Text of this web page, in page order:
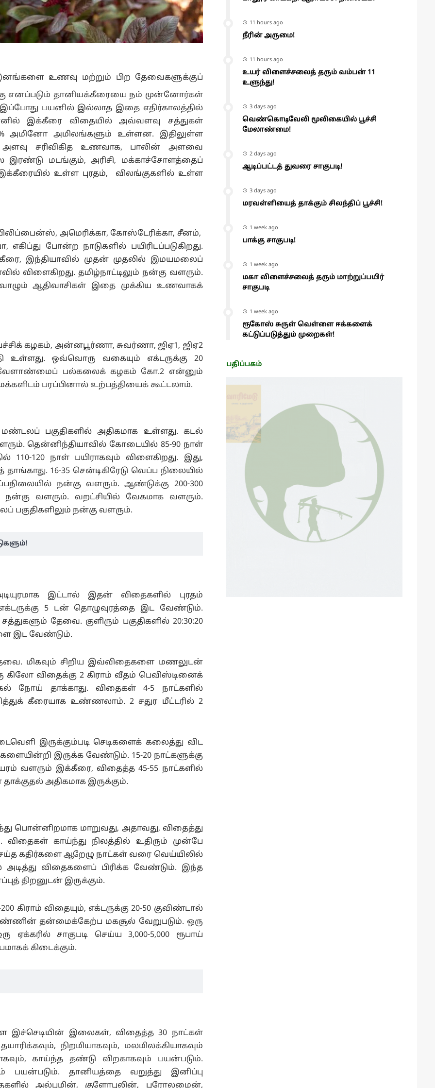
இனங்களை உணவு மற்றும் பிற தேவைகளுக்குப்
எனப்படும் தானியக்கீரையை நம் முன்னோர்கள்
பயனில் இல்லாத இதை எதிர்காலத்தில்
இக்கீரை விதையில் அவ்வளவு சத்துகள்
8% அமினோ அமிலங்களும் உள்ளன. இதிலுள்ள
சரிவிகித உணவாக, பாலின் அளவை
மடங்கும், அரிசி, மக்காச்சோளத்தைப்
உள்ள புரதம், விலங்குகளில் உள்ள
பிலிப்பைன்ஸ், அமெரிக்கா, கோஸ்டேரிக்கா, சீனம்,
போன்ற நாடுகளில் பயிரிடப்படுகிறது.
இந்தியாவில் முதன் முதலில் இமயமலைப்
விளைகிறது. தமிழ்நாட்டிலும் நன்கு வளரும்.
ஆதிவாசிகள் இதை முக்கிய உணவாகக்
கழகம், அன்னபூர்ணா, சுவர்ணா, ஜிஏ1, ஜிஏ2
உள்ளது. ஒவ்வொரு வகையும் எக்டருக்கு 20
வேளாண்மைப் பல்கலைக் கழகம் கோ.2 என்னும்
பரப்பினால் உற்பத்தியைக் கூட்டலாம்.
பகுதிகளில் அதிகமாக உள்ளது. கடல்
தென்னிந்தியாவில் கோடையில் 85-90 நாள்
110-120 நாள் பயிராகவும் விளைகிறது. இது,
16-35 சென்டிகிரேடு வெப்ப நிலையில்
நன்கு வளரும். ஆண்டுக்கு 200-300
நன்கு வளரும். வறட்சியில் வேகமாக வளரும்.
நன்கு வளரும்.
இட்டால் இதன் விதைகளில் புரதம்
5 டன் தொழுவுரத்தை இட வேண்டும்.
தேவை. குளிரும் பகுதிகளில் 20:30:20
இட வேண்டும்.
மிகவும் சிறிய இவ்விதைகளை மணலுடன்
விதைக்கு 2 கிராம் வீதம் பெவிஸ்டினைக்
நோய் தாக்காது. விதைகள் 4-5 நாட்களில்
கீரையாக உண்ணலாம். 2 சதுர மீட்டரில் 2
இருக்கும்படி செடிகளைக் கலைத்து விட
இருக்க வேண்டும். 15-20 நாட்களுக்கு
வளரும் இக்கீரை, விதைத்த 45-55 நாட்களில்
அதிகமாக இருக்கும்.
பொன்னிறமாக மாறுவது, அதாவது, விதைத்து
விதைகள் காய்ந்து நிலத்தில் உதிரும் முன்பே
கதிர்களை ஆறேழு நாட்கள் வரை வெய்யிலில்
அடித்து விதைகளைப் பிரிக்க வேண்டும். இந்த
திறனுடன் இருக்கும்.
கிராம் விதையும், எக்டருக்கு 20-50 குவிண்டால்
தன்மைக்கேற்ப மகசூல் வேறுபடும். ஒரு
சாகுபடி செய்ய 3,000-5,000 ரூபாய்
கிடைக்கும்.
இச்செடியின் இலைகள், விதைத்த 30 நாட்கள்
நிறமியாகவும், மலமிலக்கியாகவும்
காய்ந்த தண்டு விறகாகவும் பயன்படும்.
தானியத்தை வறுத்து இனிப்பு
அல்புமின், குளோபுலின், புரோலமைன்,
11 hours ago
நீரின் அருமை!
11 hours ago
உயர் விளைச்சலைத் தரும் வம்பன் 11
உளுந்து!
3 days ago
வெண்கொடிவேலி மூலிகையில் பூச்சி
மேலாண்மை!
2 days ago
ஆடிப்பட்டத் துவரை சாகுபடி!
3 days ago
மரவள்ளியைத் தாக்கும் சிலந்திப் பூச்சி!
1 week ago
பாக்கு சாகுபடி!
1 week ago
மகா விளைச்சலைத் தரும் மாற்றுப்பயிர்
சாகுபடி
1 week ago
ரூகோஸ் சுருள் வெள்ளை ஈக்களைக்
கட்டுப்படுத்தும் முறைகள்!
பதிப்பகம்